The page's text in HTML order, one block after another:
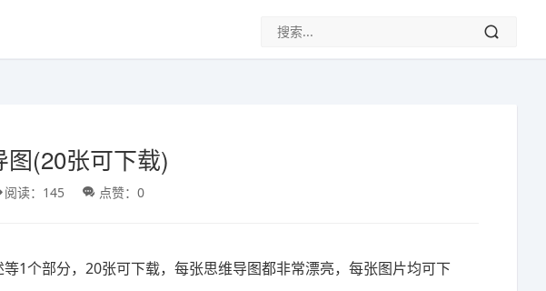
(20张可下载)
阅读：145 点赞：0
1个部分，20张可下载，每张思维导图都非常漂亮，每张图片均可下